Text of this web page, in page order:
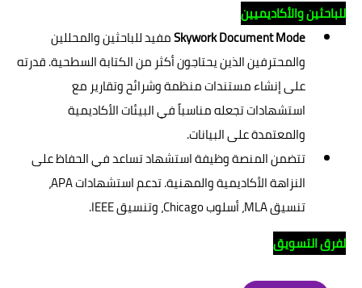
للباحثين والأكاديميين
Skywork Document Modeمفيد للباحثين والمحللين
والمحترفين الذين يحتاجون أكثر من الكتابة السطحية. قدرته
على إنشاء مستندات منظمة وشرائح وتقارير مع
استشهادات تجعله مناسباً في البيئات الأكاديمية
والمعتمدة على البيانات.
تتضمن المنصة وظيفة استشهاد تساعد في الحفاظ على
النزاهة الأكاديمية والمهنية. تدعم استشهادات APA،
تنسيق MLA، أسلوب Chicago، وتنسيق IEEE.
لفرق التسويق